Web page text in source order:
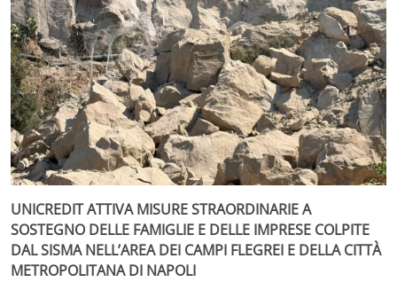
UNICREDIT ATTIVA MISURE STRAORDINARIE A
SOSTEGNO DELLE FAMIGLIE E DELLE IMPRESE COLPITE
DAL SISMA NELL’AREA DEI CAMPI FLEGREI E DELLA CITTÀ
METROPOLITANA DI NAPOLI